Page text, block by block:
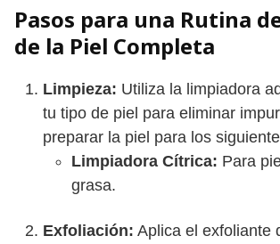
Pasos para una Rutina
de la Piel Completa
Limpieza: Utiliza la limpiadora
tu tipo de piel para eliminar
preparar la piel para los
Limpiadora Cítrica: Para
grasa.
Exfoliación: Aplica el exfoliante